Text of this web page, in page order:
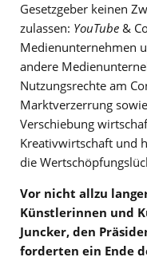
Gesetzgeber keinen
zulassen: YouTube &
Medienunternehmen
andere
Nutzungsrechte am
Marktverzerrung
Verschiebung
Kreativwirtschaft und
die
Vor nicht allzu
Künstlerinnen und
Juncker, den
forderten ein Ende